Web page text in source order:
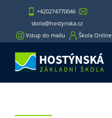
content
+420274770046
skola@hostynska.cz
Vstup do mailu
Škola Online
IMG_9519